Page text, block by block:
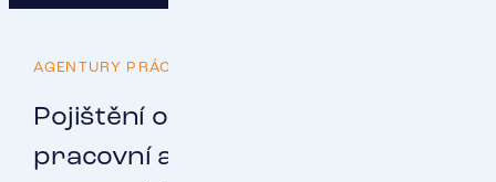
AGENTURY PRÁCE
Pojištění od RESPECT: aby
pracovní agentury mohly dělat